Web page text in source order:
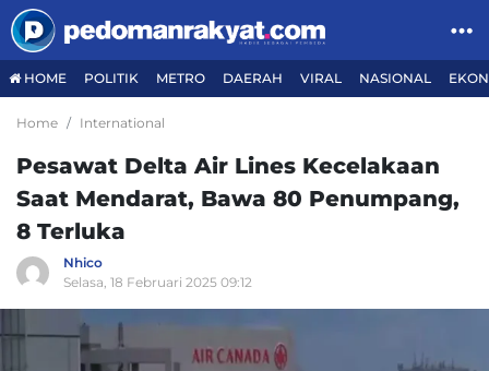
HOME POLITIK METRO DAERAH VIRAL NASIONAL
Home International
Pesawat Delta Air Lines Kecelakaan
Saat Mendarat, Bawa 80 Penumpang,
8 Terluka
Nhico
Selasa, 18 Februari 2025 09:12